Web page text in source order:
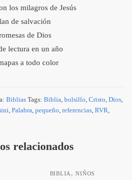
los milagros de Jesús
de salvación
de Dios
lectura en un año
a todo color
Biblias Tags: Biblia, bolsillo, Cristo, Dios,
, Palabra, pequeño, referencias, RVR,
relacionados
BIBLIA ,NIÑOS